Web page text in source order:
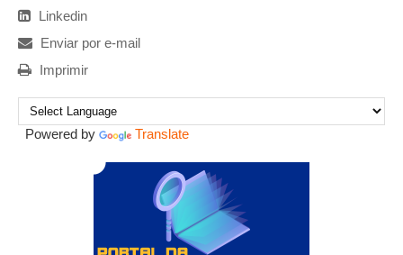
Linkedin
Enviar por e-mail
Imprimir
Powered by Translate